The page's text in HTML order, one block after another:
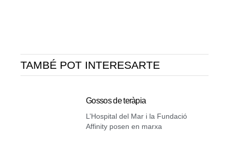
TAMBÉ POT INTERESARTE
Gossos de teràpia
L’Hospital del Mar i la Fundació
Affinity posen en marxa